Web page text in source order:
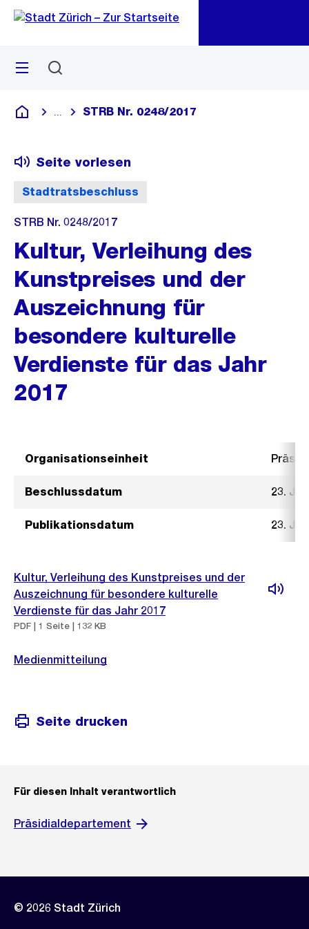
Navigation
Sprunglink
Menü
Deutsch
Blende alle Breadcrumbs ein
STRB Nr. 0248/2017
Stadtratsbeschluss
Seite vorlesen
STRB Nr. 0248/2017
Kultur, Verleihung des
Kunstpreises und der
Auszeichnung für
besondere kulturelle
Verdienste für das Jahr
2017
Organisationseinheit
Beschlussdatum 23.
Publikationsdatum 23.
Kultur, Verleihung des Kunstpreises und der
Auszeichnung für besondere kulturelle
Verdienste für das Jahr 2017
PDF | 1 Seite | 132 KB
Medienmitteilung
Seite drucken
Für diesen Inhalt verantwortlich
Präsidialdepartement
© 2026 Stadt Zürich